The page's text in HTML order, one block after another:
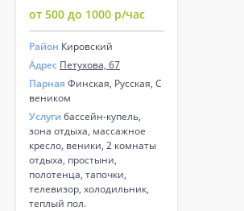
от 500 до 1000 р/час
Район Кировский
Адрес Петухова, 67
Парная Финская, Русская, С
веником
Услуги бассейн-купель,
зона отдыха, массажное
кресло, веники, 2 комнаты
отдыха, простыни,
полотенца, тапочки,
телевизор, холодильник,
теплый пол.